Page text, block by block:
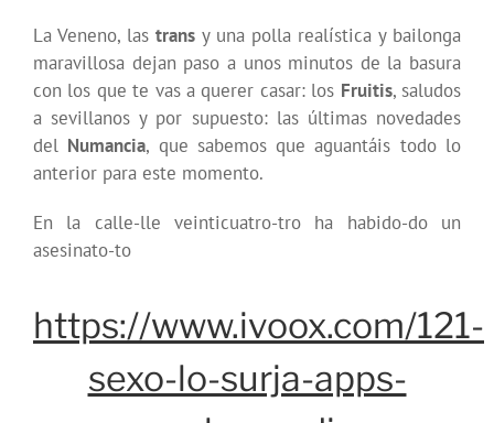
La Veneno, las trans y una polla realística y bailonga
maravillosa dejan paso a unos minutos de la basura
con los que te vas a querer casar: los Fruitis, saludos
a sevillanos y por supuesto: las últimas novedades
del Numancia, que sabemos que aguantáis todo lo
anterior para este momento.
En la calle-lle veinticuatro-tro ha habido-do un
asesinato-to
https://www.ivoox.com/121-
sexo-lo-surja-apps-